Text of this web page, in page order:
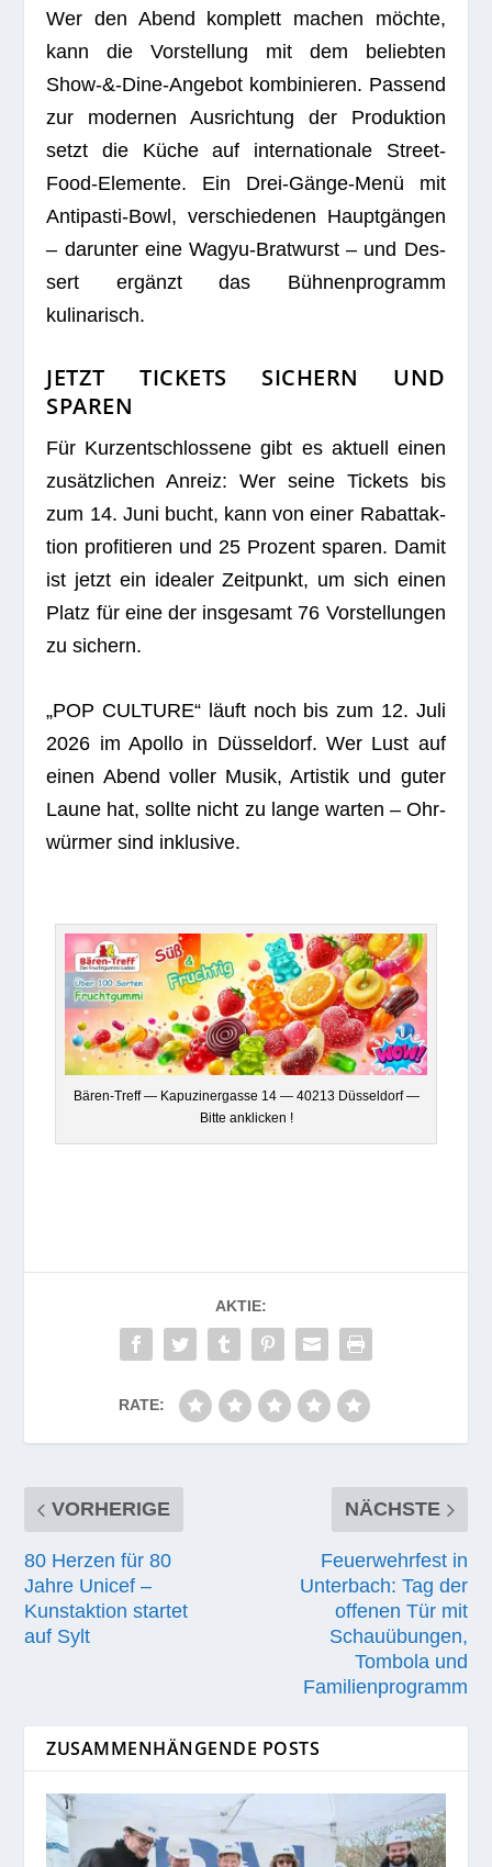
Wer den Abend kom­plett machen möchte,
kann die Vor­stel­lung mit dem belieb­ten
Show-&-Dine-Angebot kom­bi­nie­ren. Pas­send
zur moder­nen Aus­rich­tung der Pro­duk­tion
setzt die Küche auf inter­na­tio­nale Street-
Food-Ele­mente. Ein Drei-Gänge-Menü mit
Anti­pasti-Bowl, ver­schie­de­nen Haupt­gän­gen
– dar­un­ter eine Wagyu-Brat­wurst – und Des­
sert ergänzt das Büh­nen­pro­gramm
kulinarisch.
JETZT TICKETS SICHERN UND
SPAREN
Für Kurz­ent­schlos­sene gibt es aktu­ell einen
zusätz­li­chen Anreiz: Wer seine Tickets bis
zum 14. Juni bucht, kann von einer Rabatt­ak­
tion pro­fi­tie­ren und 25 Pro­zent spa­ren. Damit
ist jetzt ein idea­ler Zeit­punkt, um sich einen
Platz für eine der ins­ge­samt 76 Vor­stel­lun­gen
zu sichern.
„POP CULTURE“ läuft noch bis zum 12. Juli
2026 im Apollo in Düs­sel­dorf. Wer Lust auf
einen Abend vol­ler Musik, Artis­tik und guter
Laune hat, sollte nicht zu lange war­ten – Ohr­
wür­mer sind inklusive.
Bären-Treff — Kapu­zi­ner­gasse 14 — 40213 Düs­sel­dorf —
Bitte anklicken !
AKTIE:
RATE:
VORHERIGE
80 Herzen für 80
Jahre Unicef –
Kunstaktion startet
auf Sylt
NÄCHSTE
Feuerwehrfest in
Unterbach: Tag der
offenen Tür mit
Schauübungen,
Tombola und
Familienprogramm
ZUSAMMENHÄNGENDE POSTS